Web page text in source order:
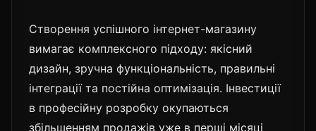
Створення успішного інтернет-магазину
вимагає комплексного підходу: якісний
дизайн, зручна функціональність, правильні
інтеграції та постійна оптимізація. Інвестиції
в професійну розробку окупаються
збільшенням продажів уже в перші місяці